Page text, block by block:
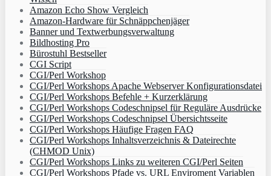
Amazon Echo Show Vergleich
Amazon-Hardware für Schnäppchenjäger
Banner und Textwerbungsverwaltung
Bildhosting Pro
Bürostuhl Bestseller
CGI Script
CGI/Perl Workshop
CGI/Perl Workshops Apache Webserver Konfigurationsdatei
CGI/Perl Workshops Befehle + Kurzerklärung
CGI/Perl Workshops Codeschnipsel für Reguläre Ausdrücke
CGI/Perl Workshops Codeschnipsel Übersichtsseite
CGI/Perl Workshops Häufige Fragen FAQ
CGI/Perl Workshops Inhaltsverzeichnis & Dateirechte
(CHMOD Unix)
CGI/Perl Workshops Links zu weiteren CGI/Perl Seiten
CGI/Perl Workshops Pfade vs. URL Enviroment Variablen